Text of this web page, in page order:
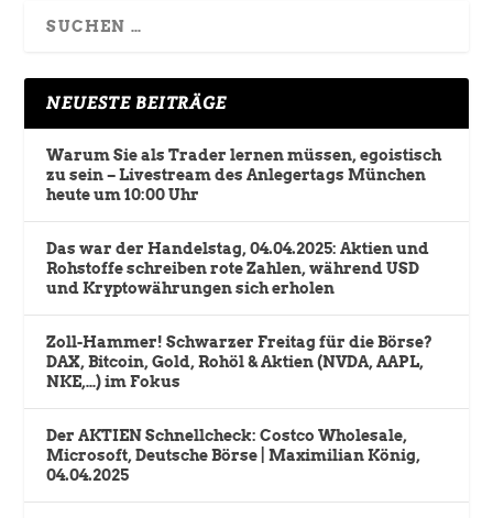
NEUESTE BEITRÄGE
Warum Sie als Trader lernen müssen, egoistisch
zu sein – Livestream des Anlegertags München
heute um 10:00 Uhr
Das war der Handelstag, 04.04.2025: Aktien und
Rohstoffe schreiben rote Zahlen, während USD
und Kryptowährungen sich erholen
Zoll-Hammer! Schwarzer Freitag für die Börse?
DAX, Bitcoin, Gold, Rohöl & Aktien (NVDA, AAPL,
NKE,…) im Fokus
Der AKTIEN Schnellcheck: Costco Wholesale,
Microsoft, Deutsche Börse | Maximilian König,
04.04.2025